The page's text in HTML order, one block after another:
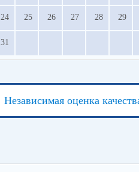
24 25 26 27 28 29
31
Независимая оценка